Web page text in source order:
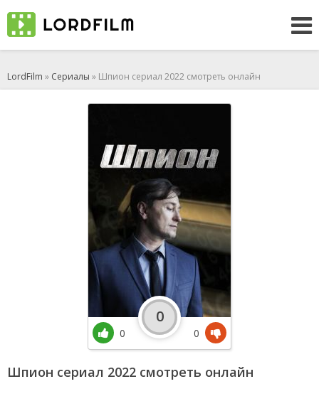
LordFilm » Сериалы » Шпион сериал 2022 смотреть онлайн
Шпион сериал 2022 смотреть онлайн
0
0
0